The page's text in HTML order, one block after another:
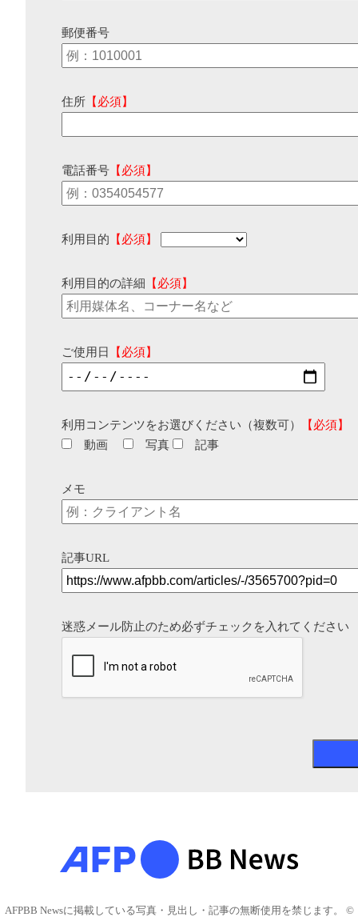
郵便番号
住所 【必須】
電話番号 【必須】
利用目的 【必須】
利用目的の詳細 【必須】
ご使用日 【必須】
利用コンテンツをお選びください（複数可）
【必須】
動画
写真 記事
メモ
記事URL
迷惑メール防止のため必ずチェックを入れてください
AFPBB Newsに掲載している写真・見出し・記事の無断使用を禁じます。 ©